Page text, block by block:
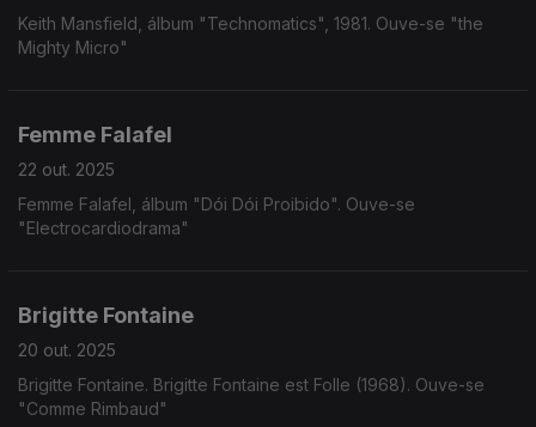
Keith Mansfield, álbum "Technomatics", 1981. Ouve-se "the
Mighty Micro"
Femme Falafel
22 out. 2025
Femme Falafel, álbum "Dói Dói Proibido". Ouve-se
"Electrocardiodrama"
Brigitte Fontaine
20 out. 2025
Brigitte Fontaine. Brigitte Fontaine est Folle (1968). Ouve-se
"Comme Rimbaud"